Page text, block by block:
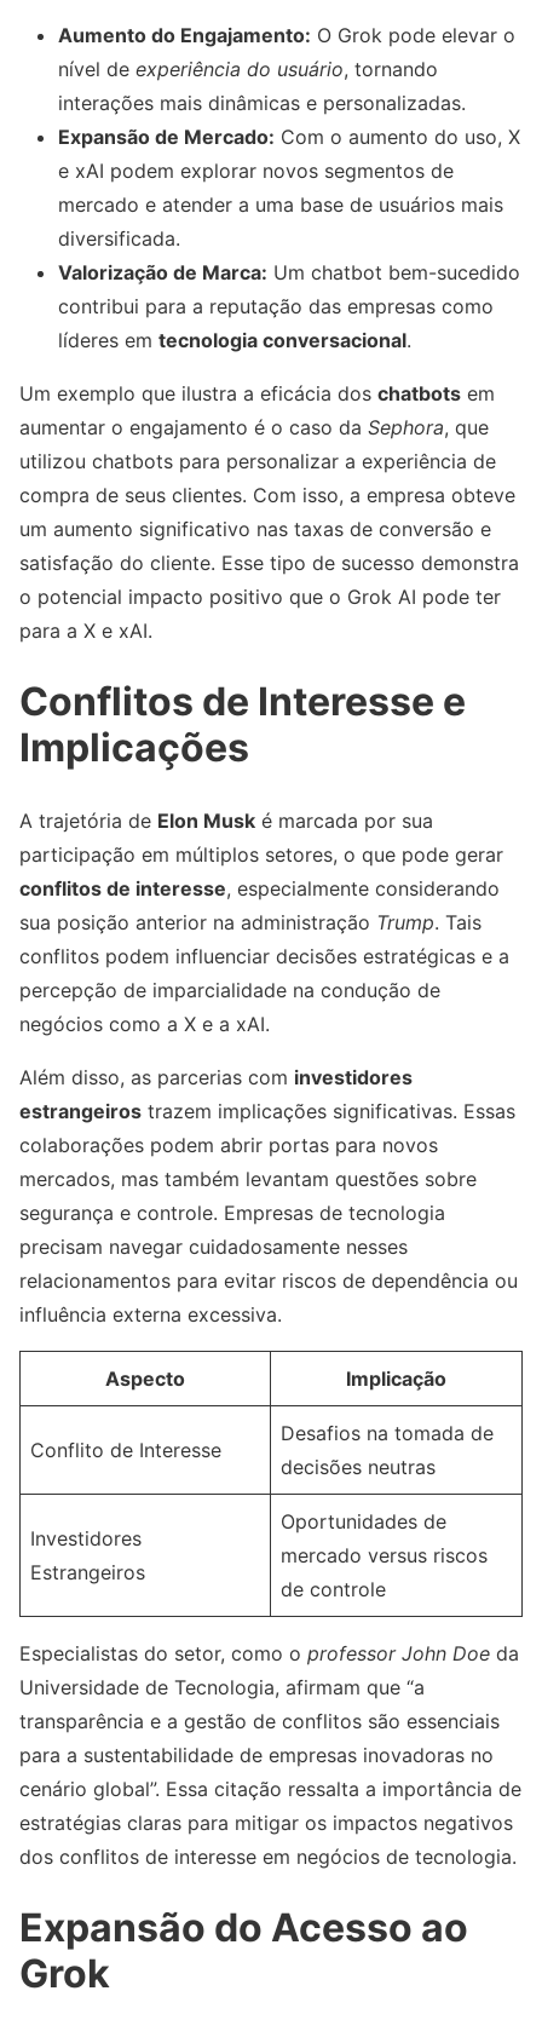
Aumento do Engajamento: O Grok pode elevar o
nível de experiência do usuário, tornando
interações mais dinâmicas e personalizadas.
Expansão de Mercado: Com o aumento do uso, X
e xAI podem explorar novos segmentos de
mercado e atender a uma base de usuários mais
diversificada.
Valorização de Marca: Um chatbot bem-sucedido
contribui para a reputação das empresas como
líderes em tecnologia conversacional.
Um exemplo que ilustra a eficácia dos chatbots em
aumentar o engajamento é o caso da Sephora, que
utilizou chatbots para personalizar a experiência de
compra de seus clientes. Com isso, a empresa obteve
um aumento significativo nas taxas de conversão e
satisfação do cliente. Esse tipo de sucesso demonstra
o potencial impacto positivo que o Grok AI pode ter
para a X e xAI.
Conflitos de Interesse e
Implicações
A trajetória de Elon Musk é marcada por sua
participação em múltiplos setores, o que pode gerar
conflitos de interesse, especialmente considerando
sua posição anterior na administração Trump. Tais
conflitos podem influenciar decisões estratégicas e a
percepção de imparcialidade na condução de
negócios como a X e a xAI.
Além disso, as parcerias com investidores
estrangeiros trazem implicações significativas. Essas
colaborações podem abrir portas para novos
mercados, mas também levantam questões sobre
segurança e controle. Empresas de tecnologia
precisam navegar cuidadosamente nesses
relacionamentos para evitar riscos de dependência ou
influência externa excessiva.
Aspecto Implicação
Conflito de Interesse
Desafios na tomada de
decisões neutras
Investidores
Estrangeiros
Oportunidades de
mercado versus riscos
de controle
Especialistas do setor, como o professor John Doe da
Universidade de Tecnologia, afirmam que “a
transparência e a gestão de conflitos são essenciais
para a sustentabilidade de empresas inovadoras no
cenário global”. Essa citação ressalta a importância de
estratégias claras para mitigar os impactos negativos
dos conflitos de interesse em negócios de tecnologia.
Expansão do Acesso ao
Grok